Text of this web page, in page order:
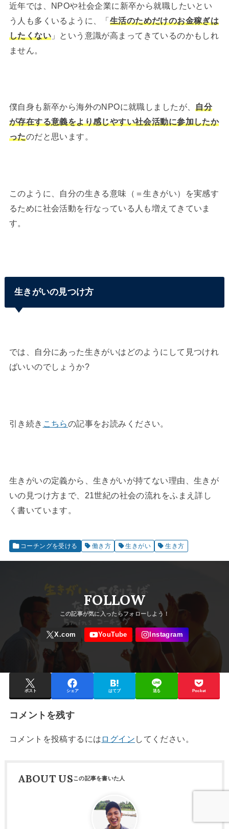
近年では、NPOや社会企業に新卒から就職したいとい
う人も多くいるように、「生活のためだけのお金稼ぎは
したくない」という意識が高まってきているのかもしれ
ません。
僕自身も新卒から海外のNPOに就職しましたが、自分
が存在する意義をより感じやすい社会活動に参加したか
ったのだと思います。
このように、自分の生きる意味（＝生きがい）を実感す
るために社会活動を行なっている人も増えてきていま
す。
生きがいの見つけ方
では、自分にあった生きがいはどのようにして見つけれ
ばいいのでしょうか?
引き続き こちらの記事をお読みください。
生きがいの定義から、生きがいが持てない理由、生きが
いの見つけ方まで、21世紀の社会の流れをふまえ詳し
く書いています。
コーチングを受ける 働き方 生きがい 生き方
FOLLOW
ポスト シェア はてブ 送る Pocket
コメントを残す
コメントを投稿するには ログイン してください。
ABOUT US